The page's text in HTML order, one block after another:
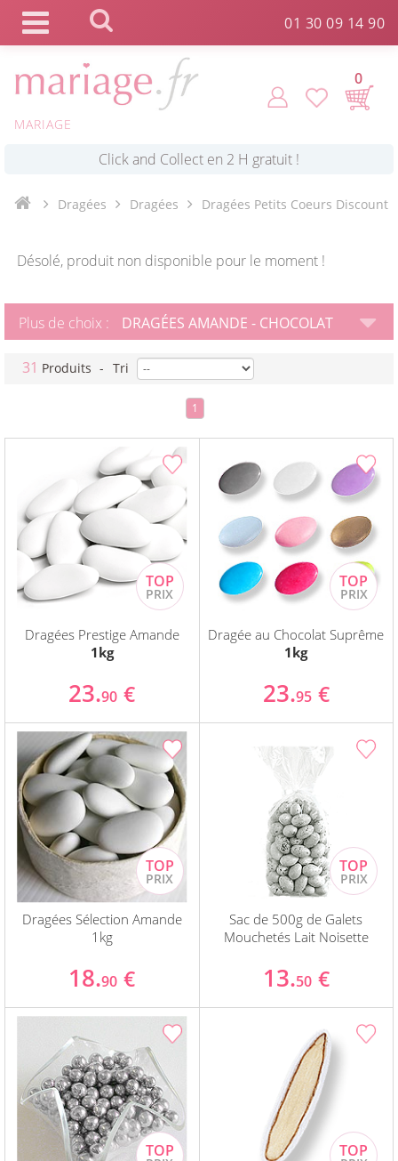
01 30 09 14 90
MARIAGE
0
Commande expédiée en 24h !
Click and Collect en 2 H gratuit !
Dragées Dragées Dragées Petits Coeurs Discount
Désolé, produit non disponible pour le moment !
Plus de choix : DRAGÉES AMANDE - CHOCOLAT
31 Produits - Tri
1
Dragées Prestige Amande
1kg
23.90 €
Dragée au Chocolat Suprême
1kg
23.95 €
Dragées Sélection Amande
1kg
18.90 €
Sac de 500g de Galets
Mouchetés Lait Noisette
13.50 €
Panneau de gestion des cookies